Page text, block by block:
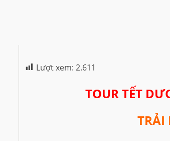
Lượt xem: 2.611
TOUR TẾT
TRẢI